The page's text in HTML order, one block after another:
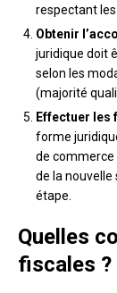
respectant
Obtenir
juridique doit
selon les
(majorité
Effectuer
forme
de commerce
de la
étape.
Quelles
fiscales ?